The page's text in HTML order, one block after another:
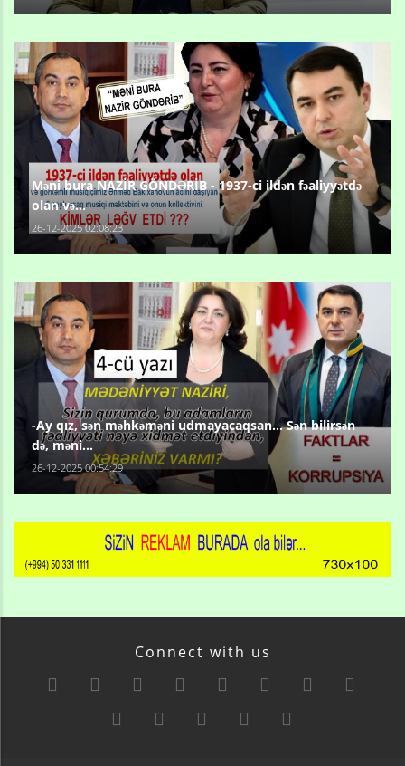
Məni bura NAZİR GÖNDƏRİB - 1937-ci ildən fəaliyyətdə
olan və...
26-12-2025 02:08:23
-Ay qız, sən məhkəməni udmayacaqsan... Sən bilirsən
də, məni...
26-12-2025 00:54:29
Connect with us